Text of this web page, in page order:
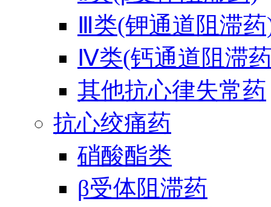
Ⅲ类(钾通道阻滞
Ⅳ类(钙通道阻滞
其他抗心律失常药
抗心绞痛药
硝酸酯类
β受体阻滞药